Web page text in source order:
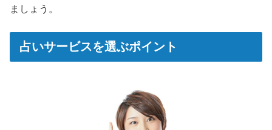
ましょう。
占いサービスを選ぶポイント